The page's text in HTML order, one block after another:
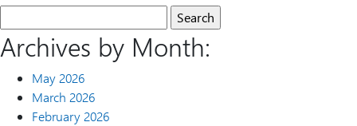
Archives by Month:
May 2026
March 2026
February 2026